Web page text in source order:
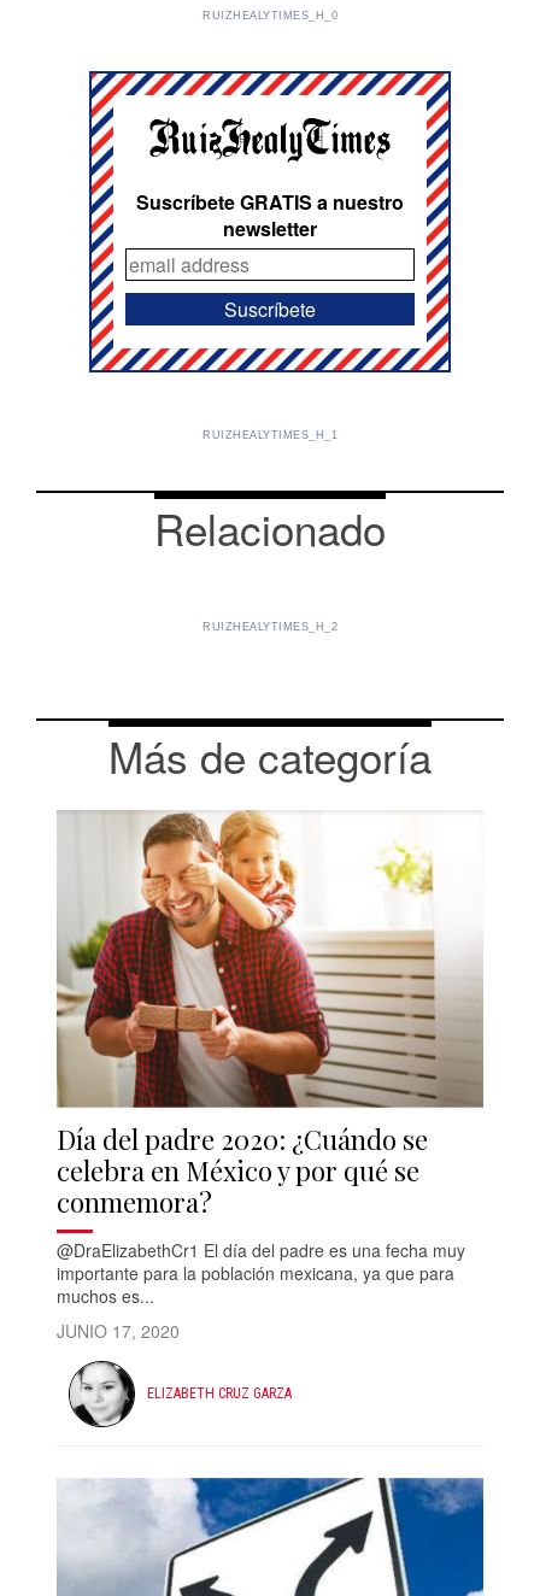
RUIZHEALYTIMES_H_0
Suscríbete GRATIS a nuestro
newsletter
RUIZHEALYTIMES_H_1
Relacionado
RUIZHEALYTIMES_H_2
Más de categoría
Día del padre 2020: ¿Cuándo se
celebra en México y por qué se
conmemora?
@DraElizabethCr1 El día del padre es una fecha muy
importante para la población mexicana, ya que para
muchos es...
JUNIO 17, 2020
ELIZABETH CRUZ GARZA